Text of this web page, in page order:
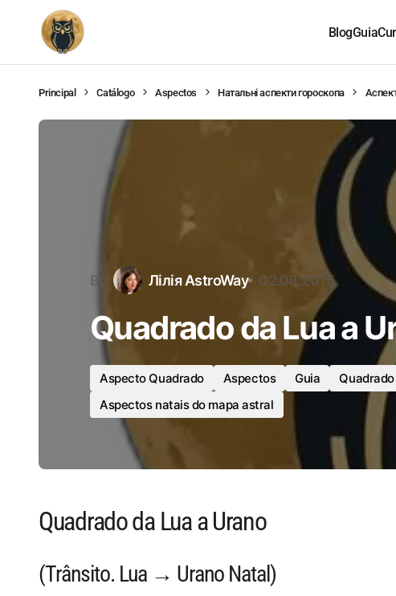
BlogGuia
Principal Catálogo Aspectos Натальні аспекти гороскопа
By Лілія AstroWay 02.08.2015
Quadrado da Lua a
Aspecto Quadrado Aspectos Guia
Aspectos natais do mapa astral
Quadrado da Lua a Urano
(Trânsito. Lua → Urano Natal)